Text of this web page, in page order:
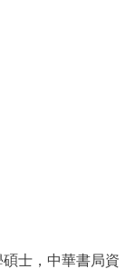
碩士，中華書局資